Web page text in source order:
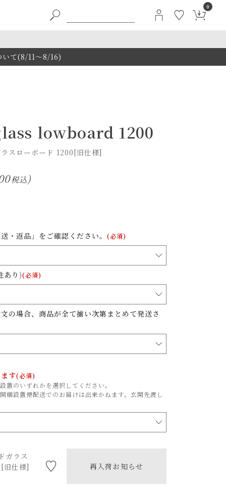
0
いて(8/11～8/16)
lowboard 1200
スローボード 1200[旧仕様]
税込
・返品」をご確認ください。 (必須)
あり)(必須)
の場合、商品が全て揃い次第まとめて発送さ
す(必須)
置のいずれかを選択してください。
梱設置便配送でのお届けは出来かねます。玄関先渡し
ガラス
旧仕様]
再入荷お知らせ